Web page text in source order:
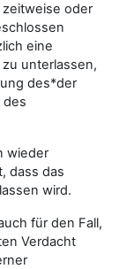
oder
eine
unterlassen,
des*der
des
wieder
dass das
wird.
für den Fall,
Verdacht